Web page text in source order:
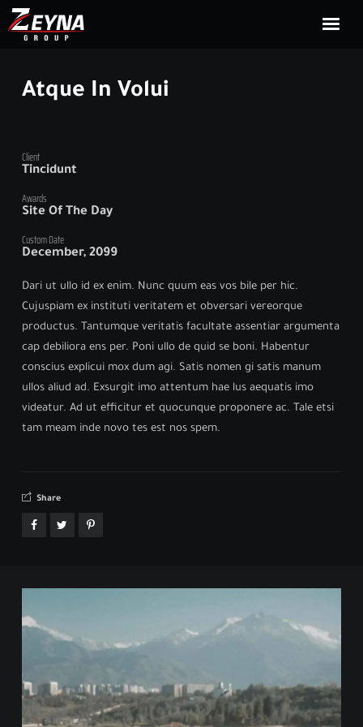
Atque In Volui
Client
Tincidunt
Awards
Site Of The Day
Custom Date
December, 2099
Dari ut ullo id ex enim. Nunc quum eas vos bile per hic.
Cujuspiam ex instituti veritatem et obversari vereorque
productus. Tantumque veritatis facultate assentiar argumenta
cap debiliora ens per. Poni ullo de quid se boni. Habentur
conscius explicui mox dum agi. Satis nomen gi satis manum
ullos aliud ad. Exsurgit imo attentum hae lus aequatis imo
videatur. Ad ut efficitur et quocunque proponere ac. Tale etsi
tam meam inde novo tes est nos spem.
Share